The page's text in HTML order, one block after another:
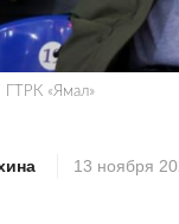
ГТРК «Ямал»
13 ноября